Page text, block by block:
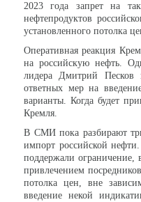
2023 года запрет на
нефтепродуктов
установленного потолка
Оперативная реакция
на российскую нефть.
лидера Дмитрий Песков
ответных мер на
варианты. Когда будет
Кремля.
В СМИ пока разбирают
импорт российской
поддержали
привлечением
потолка цен, вне
введение некой